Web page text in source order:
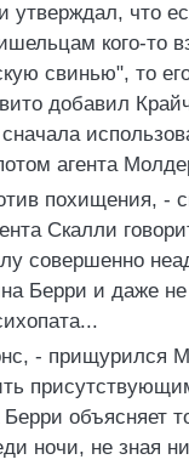
утверждал, что
кого-то
свинью", то
добавил
агента
похищения, -
Скалли
совершенно
Берри и даже
- прищурился
объясняет
ночи, не зная